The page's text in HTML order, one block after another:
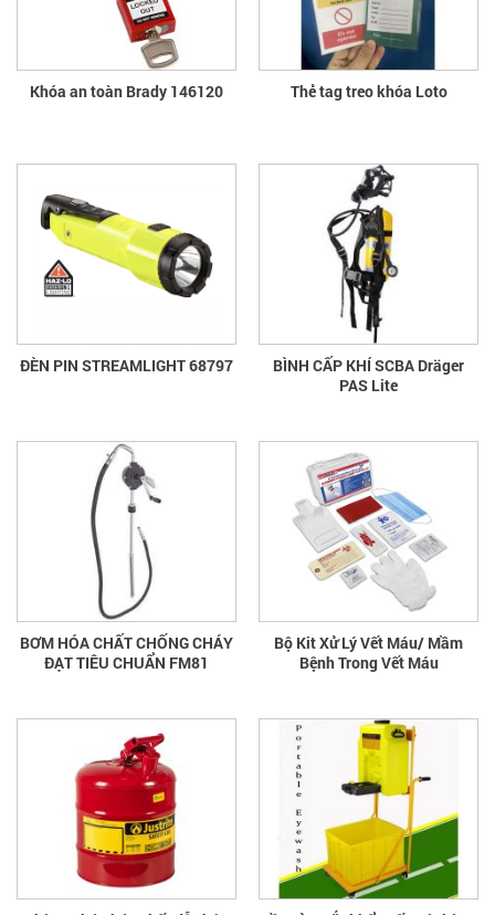
Khóa an toàn Brady 146120 Thẻ tag treo khóa Loto
ĐÈN PIN STREAMLIGHT 68797
BÌNH CẤP KHÍ SCBA Dräger
PAS Lite
BƠM HÓA CHẤT CHỐNG CHÁY
ĐẠT TIÊU CHUẨN FM81
Bộ Kit Xử Lý Vết Máu/ Mầm
Bệnh Trong Vết Máu